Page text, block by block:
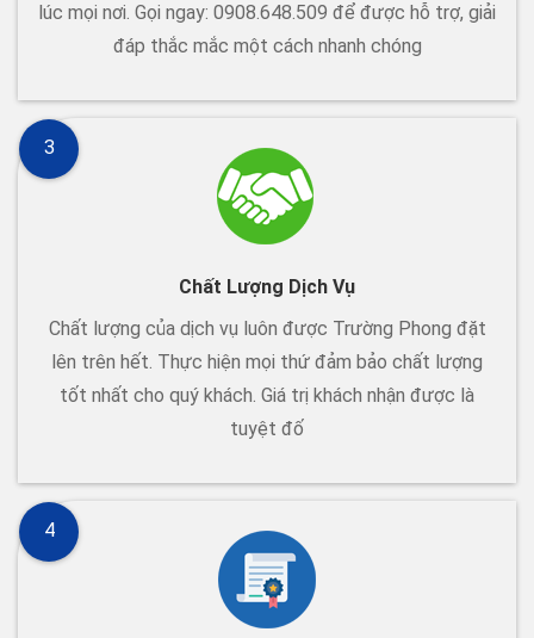
lúc mọi nơi. Gọi ngay: 0908.648.509 để được hỗ trợ, giải
đáp thắc mắc một cách nhanh chóng
Chất Lượng Dịch Vụ
Chất lượng của dịch vụ luôn được Trường Phong đặt
lên trên hết. Thực hiện mọi thứ đảm bảo chất lượng
tốt nhất cho quý khách. Giá trị khách nhận được là
tuyệt đố
3
4